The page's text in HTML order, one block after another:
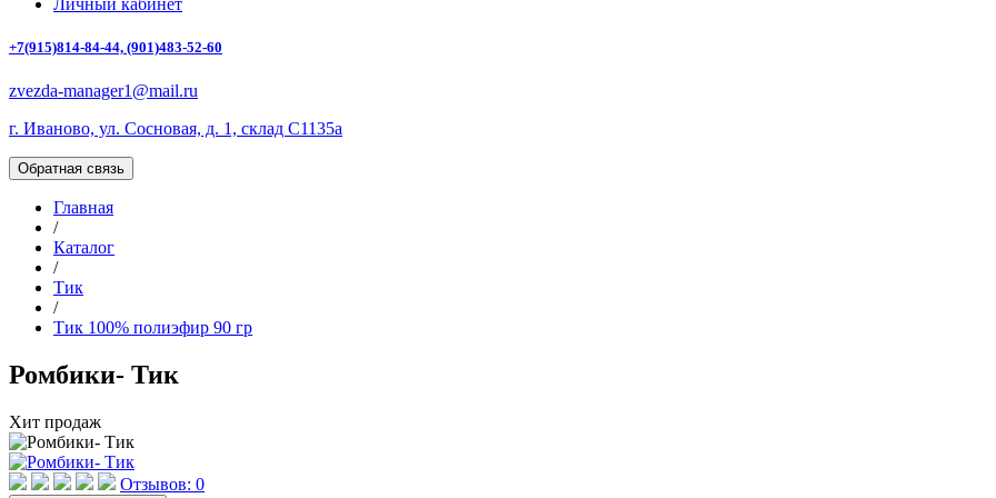
+7(915)814-84-44, (901)483-52-60
zvezda-manager1@mail.ru
г. Иваново, ул. Сосновая, д. 1, склад С1135а
Обратная связь
Главная
/
Каталог
/
Тик
/
Тик 100% полиэфир 90 гр
Ромбики- Тик
Хит продаж
Отзывов: 0